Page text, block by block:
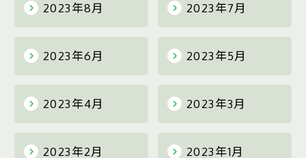
2023年8月 2023年7月
2023年6月 2023年5月
2023年4月 2023年3月
2023年2月 2023年1月